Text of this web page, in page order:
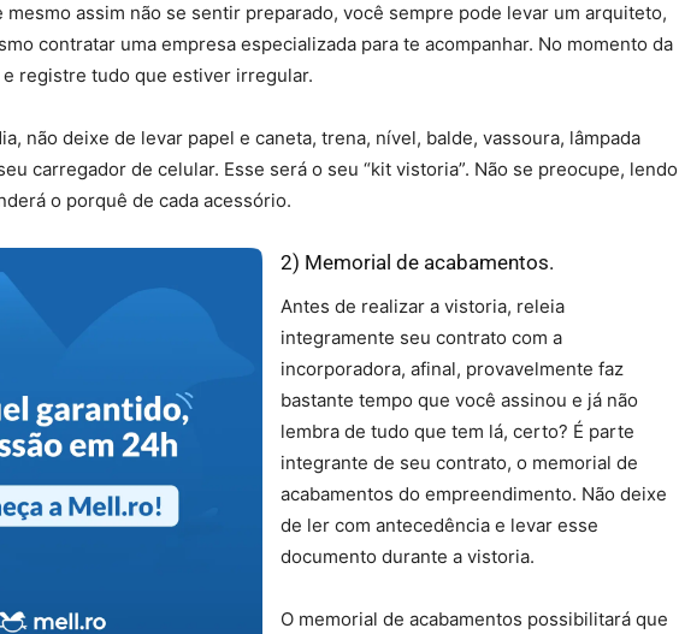
mesmo assim não se sentir preparado, você sempre pode levar um arquiteto,
contratar uma empresa especializada para te acompanhar. No momento da
registre tudo que estiver irregular.
não deixe de levar papel e caneta, trena, nível, balde, vassoura, lâmpada
carregador de celular. Esse será o seu “kit vistoria”. Não se preocupe, lendo
o porquê de cada acessório.
2) Memorial de acabamentos.
Antes de realizar a vistoria, releia
integramente seu contrato com a
incorporadora, afinal, provavelmente faz
bastante tempo que você assinou e já não
lembra de tudo que tem lá, certo? É parte
integrante de seu contrato, o memorial de
acabamentos do empreendimento. Não deixe
de ler com antecedência e levar esse
documento durante a vistoria.
O memorial de acabamentos possibilitará que